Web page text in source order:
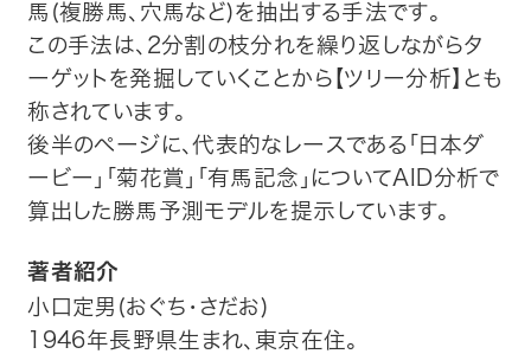
馬(複勝馬、穴馬など)を抽出する手法です。
この手法は、2分割の枝分れを繰り返しながらタ
ーゲットを発掘していくことから【ツリー分析】とも
称されています。
後半のページに、代表的なレースである「日本ダ
ービー」「菊花賞」「有馬記念」についてAID分析で
算出した勝馬予測モデルを提示しています。
著者紹介
小口定男(おぐち・さだお)
1946年長野県生まれ、東京在住。